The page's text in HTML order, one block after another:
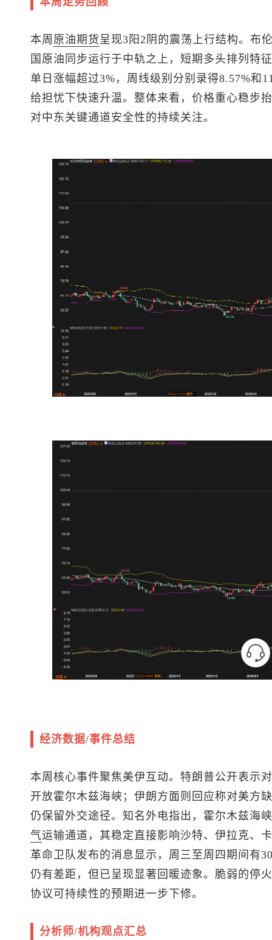
本周 原油期货 呈现3阳2阴的震荡上行结构。 布
国原油同步运行于中轨之上，短期多头排列特
单日涨幅超过3%，周线级别分别录得8.57%和
给担忧下快速升温。整体来看，价格重心稳步
对中东关键通道安全性的持续关注。
经济数据/事件总结
本周核心事件聚焦美伊互动。特朗普公开表示
开放霍尔木兹海峡；伊朗方面则回应称对美方
仍保留外交途径。知名外电指出，霍尔木兹海
气运输通道，其稳定直接影响沙特、伊拉克、
革命卫队发布的消息显示，周三至周四期间有
仍有差距，但已呈现显著回暖迹象。脆弱的停
协议可持续性的预期进一步下修。
分析师/机构观点汇总